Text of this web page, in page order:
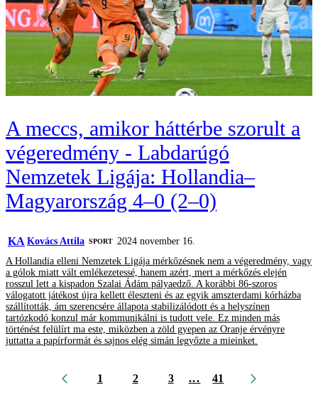
A meccs, amikor háttérbe szorult a
végeredmény - Labdarúgó
Nemzetek Ligája: Hollandia–
Magyarország 4–0 (2–0)
KA Kovács Attila SPORT 2024 november 16.
A Hollandia elleni Nemzetek Ligája mérkőzésnek nem a végeredmény, vagy
a gólok miatt vált emlékezetessé, hanem azért, mert a mérkőzés elején
rosszul lett a kispadon Szalai Ádám pályaedző. A korábbi 86-szoros
válogatott játékost újra kellett éleszteni és az egyik amszterdami kórházba
szállították, ám szerencsére állapota stabilizálódott és a helyszínen
tartózkodó konzul már kommunikálni is tudott vele. Ez minden más
történést felülírt ma este, miközben a zöld gyepen az Oranje érvényre
juttatta a papírformát és sajnos elég simán legyőzte a mieinket.
1 2 3 ... 41